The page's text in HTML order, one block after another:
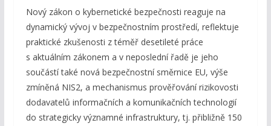
Nový zákon o kybernetické bezpečnosti reaguje na
dynamický vývoj v bezpečnostním prostředí, reflektuje
praktické zkušenosti z téměř desetileté práce
s aktuálním zákonem a v neposlední řadě je jeho
součástí také nová bezpečnostní směrnice EU, výše
zmíněná NIS2, a mechanismus prověřování rizikovosti
dodavatelů informačních a komunikačních technologií
do strategicky významné infrastruktury, tj. přibližně 150